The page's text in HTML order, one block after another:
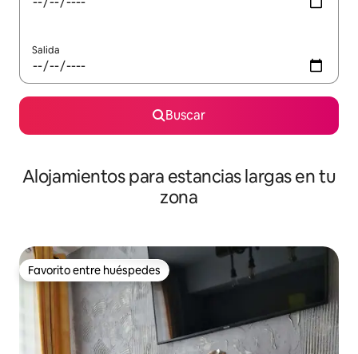
Salida
Buscar
Alojamientos para estancias largas en tu
zona
Favorito entre huéspedes
Favorito entre huéspedes